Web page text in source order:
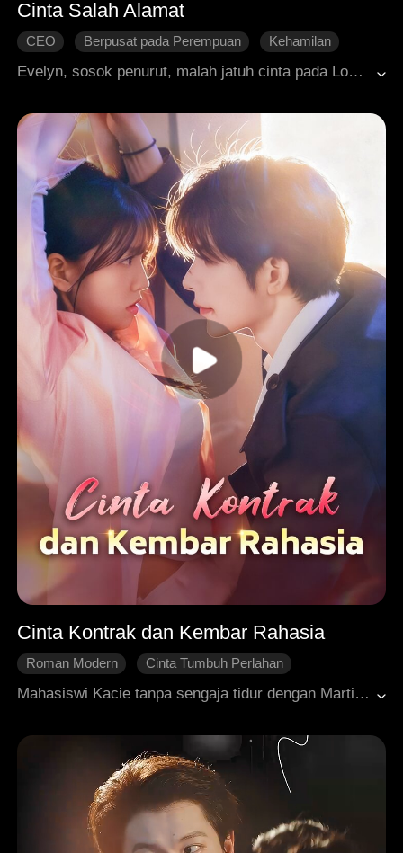
Cinta Salah Alamat
CEO Berpusat pada Perempuan
Kehamilan
Cinta yang Dihidupkan Kembali
Roman Modern
Evelyn, sosok penurut, malah jatuh cinta pada Logan, rival bisnis kakaknya. Demi menyenangkan pria itu, dia rela menemaninya berduaan di berbagai tempat yang kemudian meninggalkan rasa malu dalam dirinya. Suatu hari, saat mereka berkemah di alam terbuka, Evelyn tak sengaja mengetahui kebenaran pahit: kakaknya ternyata adalah cinta pertama Logan. Selama ini, hubungannya dengan Logan hanyalah bagian dari skema balas dendam pria itu terhadap sang kakak. Dengan hati yang luka, Evelyn pun memutuskan pergi untuk selamanya.
Cinta Kontrak dan Kembar Rahasia
Roman Modern
Cinta Tumbuh Perlahan
Cinta Setelah Menikah
Mahasiswi Kacie tanpa sengaja tidur dengan Martin, pewaris miliarder yang salah sangka kalau Kacie mencuri rahasianya. Martin pun terus mengujinya. Meski ditekan oleh kakaknya, Kacie justru disayang oleh keluarga Martin. Hingga akhirnya, dia menjalani pernikahan kontrak dengannya. Di tengah berbagai rencana jahat Beth dan Jonny, Martin malah jatuh cinta pada Kacie sambil melindunginya. Tak disangka, kembar Kacie itu ternyata punya Martin. Kedok para penjahat pun terbongkar, dan Kacie melahirkan anak laki-laki dan perempuan dengan selamat. Kini, pasangan itu benar-benar saling mencintai dan mendapat dukungan penuh dari kedua keluarga.